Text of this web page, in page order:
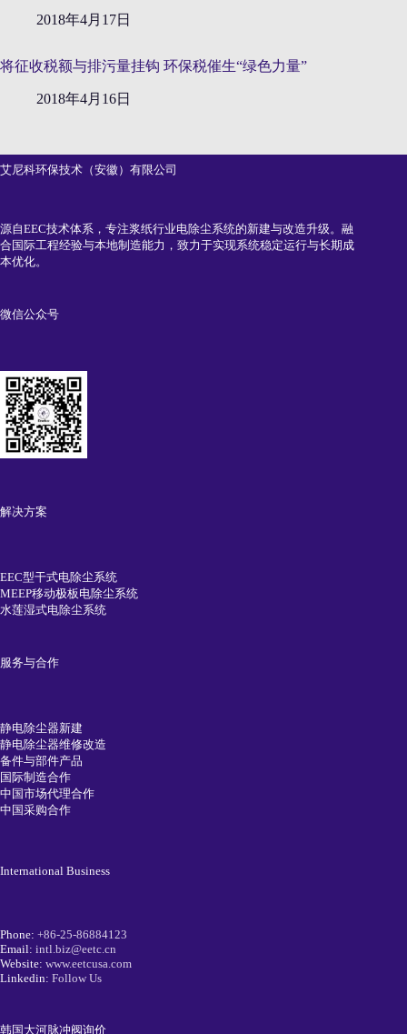
2018年4月17日
将征收税额与排污量挂钩 环保税催生“绿色力量”
2018年4月16日
艾尼科环保技术（安徽）有限公司
源自EEC技术体系，专注浆纸行业电除尘系统的新建与改造升级。融
合国际工程经验与本地制造能力，致力于实现系统稳定运行与长期成
本优化。
微信公众号
解决方案
EEC型干式电除尘系统
MEEP移动极板电除尘系统
水莲湿式电除尘系统
服务与合作
静电除尘器新建
静电除尘器维修改造
备件与部件产品
国际制造合作
中国市场代理合作
中国采购合作
International Business
Phone: +86-25-86884123
Email: intl.biz@eetc.cn
Website: www.eetcusa.com
Linkedin: Follow Us
韩国大河脉冲阀询价